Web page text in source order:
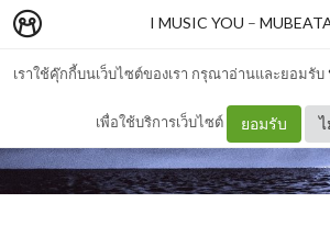
เราใช้คุ๊กกี้บนเว็บไซต์ของเรา กรุณาอ่านและยอมรับ
เพื่อใช้บริการเว็บไซต์ ยอมรับ
I MUSIC YOU –